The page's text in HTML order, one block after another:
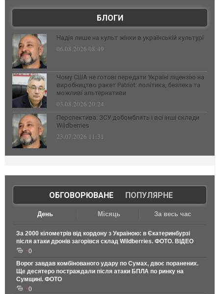
БЛОГИ
Надія лише на культ жінки в українській культурі
06.08.2026 08:49
Чому США не готові передати Україні ліцензію на
виробництво ракет Patriot: політика, безпека та
можливі альтернативи
03.08.2026 20:24
Перспектива: ЗСУ добомблять і всі інші склади
Wildberries
23.07.2026 11:31
ОБГОВОРЮВАНЕ| ПОПУЛЯРНЕ
День Місяць За весь час
За 2000 кілометрів від кордону з Україною: в Єкатеринбурзі
після атаки дронів загорівся склад Wildberries. ФОТО. ВІДЕО
0
Ворог завдав комбінованого удару по Сумах, двоє поранених.
Ще десятеро постраждали після атаки БПЛА по ринку на
Сумщині. ФОТО
0